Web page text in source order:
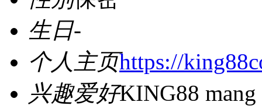
生日-
个人主页https://
兴趣爱好KING88